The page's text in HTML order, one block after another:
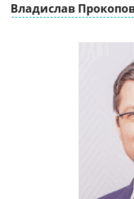
Владислав